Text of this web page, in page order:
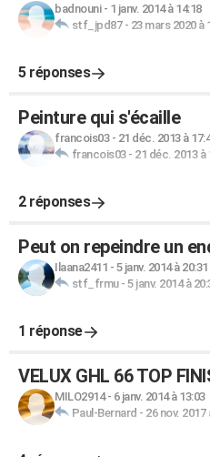
badnouni- 1 janv. 2014 à 14:18
stf_jpd87- 23 mars 2020 à
5 réponses
Peinture qui s'écaille
francois03- 21 déc. 2013 à
francois03- 21 déc. 2013 à
2 réponses
Peut on repeindre un
Ilaana2411 - 5 janv. 2014 à 20:31
stf_frmu- 5 janv. 2014 à
1 réponse
VELUX GHL 66 TOP
MILO2914- 6 janv. 2014 à 13:03
Paul-Bernard - 26 nov. 2017